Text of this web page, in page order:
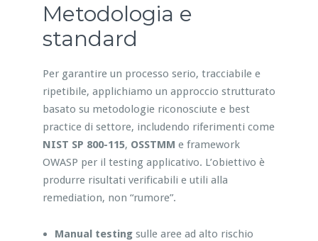
Metodologia e
standard
Per garantire un processo serio, tracciabile e
ripetibile, applichiamo un approccio strutturato
basato su metodologie riconosciute e best
practice di settore, includendo riferimenti come
NIST SP 800-115, OSSTMM e framework
OWASP per il testing applicativo. L’obiettivo è
produrre risultati verificabili e utili alla
remediation, non “rumore”.
Manual testingsulle aree ad alto rischio